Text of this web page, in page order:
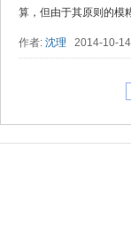
算，但由于其原则的模
作者: 沈理 2014-10-14